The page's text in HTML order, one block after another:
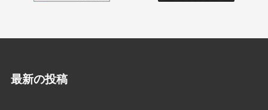
最新の投稿